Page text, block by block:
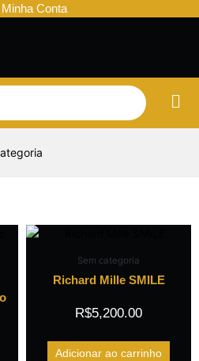
Minha Conta
Sem categoria
Richard Mille SMILE
R$5,200.00
Adicionar ao carrinho